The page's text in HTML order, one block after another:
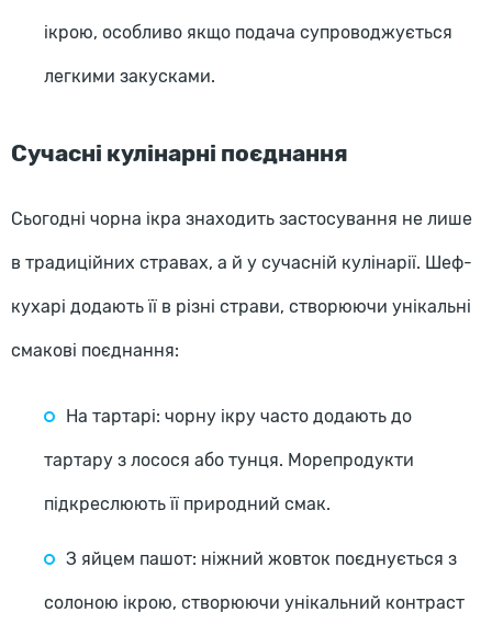
ікрою, особливо якщо подача супроводжується
легкими закусками.
Сучасні кулінарні поєднання
Сьогодні чорна ікра знаходить застосування не лише
в традиційних стравах, а й у сучасній кулінарії. Шеф-
кухарі додають її в різні страви, створюючи унікальні
смакові поєднання:
На тартарі: чорну ікру часто додають до
тартару з лосося або тунця. Морепродукти
підкреслюють її природний смак.
З яйцем пашот: ніжний жовток поєднується з
солоною ікрою, створюючи унікальний контраст